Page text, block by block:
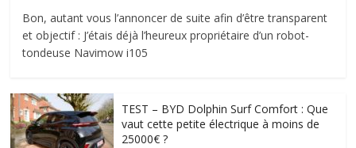
Bon, autant vous l’annoncer de suite afin d’être transparent
et objectif : J’étais déjà l’heureux propriétaire d’un robot-
tondeuse Navimow i105
TEST – BYD Dolphin Surf Comfort : Que
vaut cette petite électrique à moins de
25000€ ?